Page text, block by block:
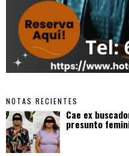
NOTAS RECIENTES
Cae ex
presunto